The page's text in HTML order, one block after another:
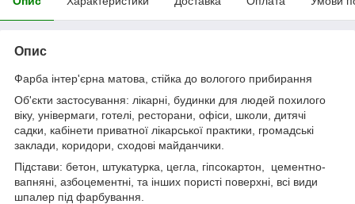
Опис
Фарба інтер'єрна матова, стійка до вологого прибирання
Об'єкти застосування: лікарні, будинки для людей похилого
віку, універмаги, готелі, ресторани, офіси, школи, дитячі
садки, кабінети приватної лікарської практики, громадські
заклади, коридори, сходові майданчики.
Підстави: бетон, штукатурка, цегла, гіпсокартон, цементно-
вапняні, азбоцементні, та інших пористі поверхні, всі види
шпалер під фарбування.